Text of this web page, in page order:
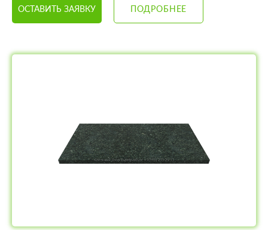
ОСТАВИТЬ ЗАЯВКУ ПОДРОБНЕЕ